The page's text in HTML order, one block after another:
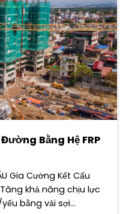
Bằng Hệ FRP
Gia Cường Kết Cấu
Tăng khả năng chịu lực
bằng vải sợi...